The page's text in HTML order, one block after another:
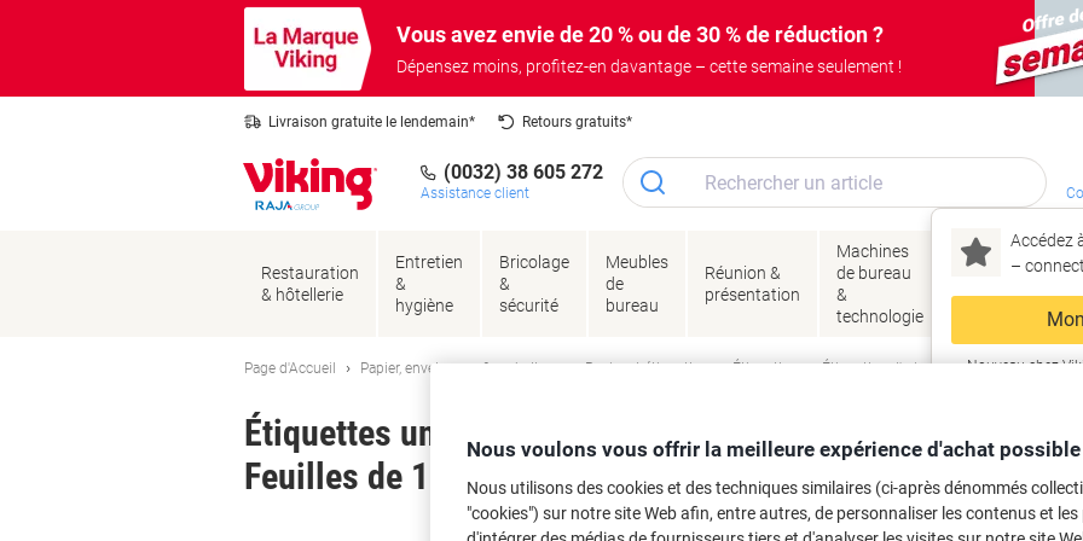
Vous avez envie de 20 % ou de 30 % de réduction ?
Dépensez moins, profitez-en davantage – cette semaine seulement !
Livraison gratuite le lendemain* Retours gratuits*
(0032) 38 605 272
Assistance client
Accédez
–
Nouveau chez
Restauration
& hôtellerie
Entretien
&
hygiène
Bricolage
&
sécurité
Meubles
de
bureau
Réunion &
présentation
Machines
de bureau
&
technologie
Encres
&
Page d'Accueil Papier, enveloppes & emballage Papier et étiquettes Étiquettes Étiquettes d'adresse et multifonctions
Étiquettes universelles Avery 3350 Adhésif Spécial
Feuilles de 12 Étiquettes
Marque : Viking N°.
Nous voulons vous offrir la meilleure expérience d'achat possible
Nous utilisons des cookies et des techniques similaires (ci-après dénommés
"cookies") sur notre site Web afin, entre autres, de personnaliser les contenus et les